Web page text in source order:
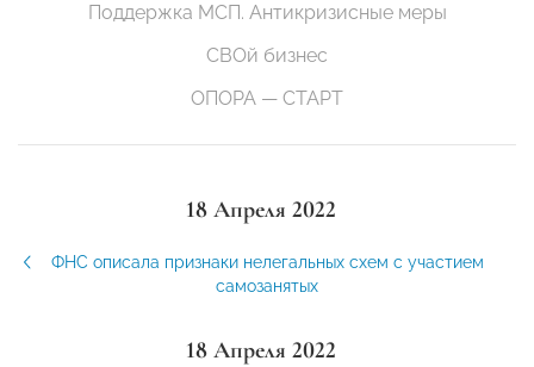
Поддержка МСП. Антикризисные меры
СВОй бизнес
ОПОРА — СТАРТ
18 Апреля 2022
ФНС описала признаки нелегальных схем с участием
самозанятых
18 Апреля 2022